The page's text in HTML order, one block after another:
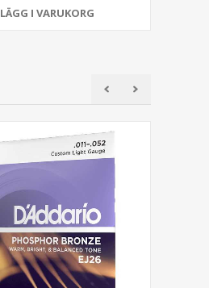
LÄGG I VARUKORG